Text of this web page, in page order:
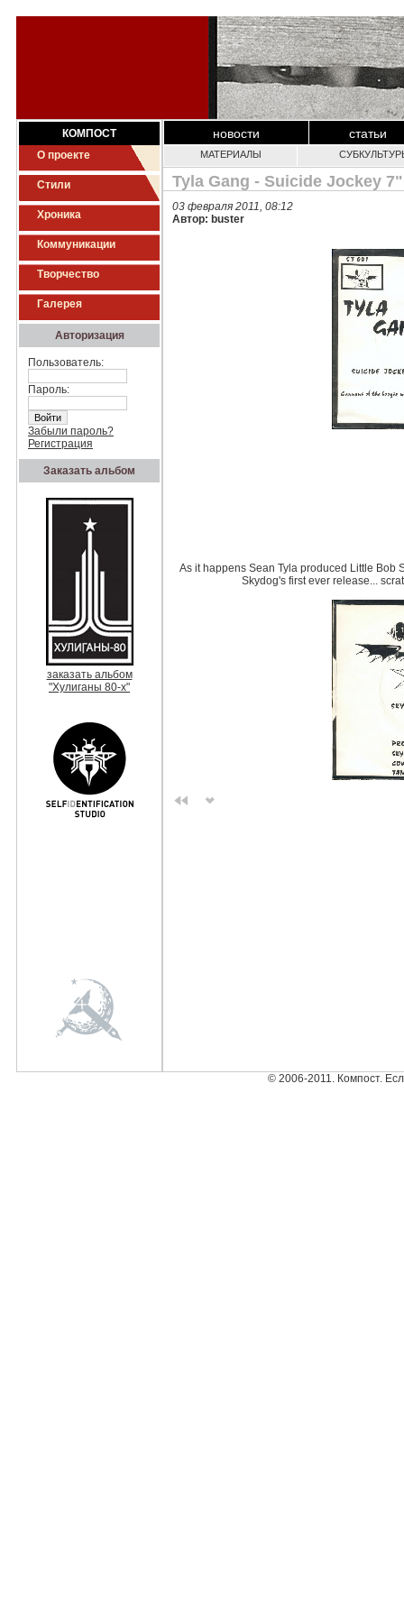
КОМПОСТ
О проекте
Стили
Хроника
Коммуникации
Творчество
Галерея
Авторизация
Пользователь:
Пароль:
Забыли пароль?
Регистрация
Заказать альбом
заказать альбом
"Хулиганы 80-х"
новости статьи
МАТЕРИАЛЫ
Tyla Gang - Suicide Jockey
03 февраля 2011, 08:12
Автор: buster
As it happens Sean Tyla produced Little Bob
Skydog's first ever release...
© 2006-2011. Компост.